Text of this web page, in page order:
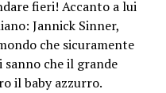
fieri! Accanto a lui
Jannick Sinner,
che sicuramente
sanno che il grande
il baby azzurro.